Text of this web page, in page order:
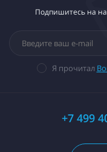
Подпишитесь на
Я прочитал
+7 499